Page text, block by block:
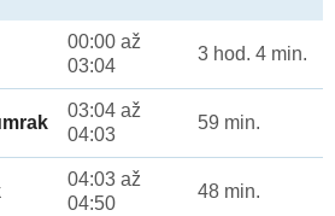
00:00 až
03:04
3 hod. 4 min.
03:04 až
04:03
59 min.
04:03 až
04:50
48 min.